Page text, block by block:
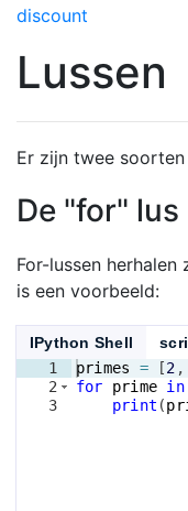
discount
Lussen
Er zijn twee
De "for" lus
For-lussen
is een voorbeeld:
IPython Shell
1
2
3
primes = [2 ,
for
prime in
print (